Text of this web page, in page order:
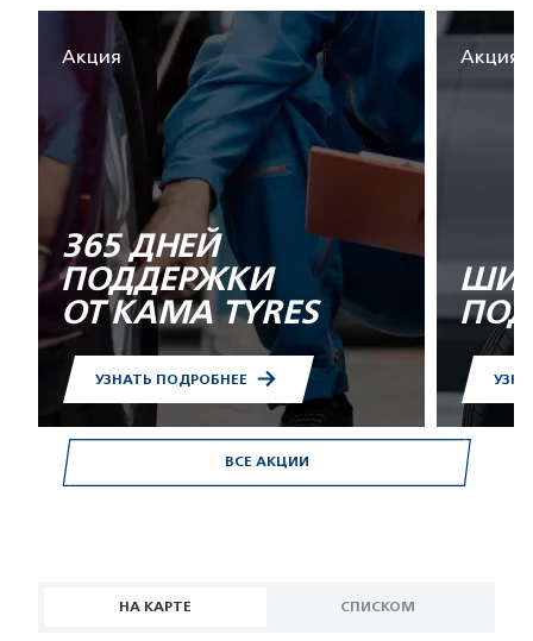
ВСЕ АКЦИИ
Акция
365 ДНЕЙ
ПОДДЕРЖКИ
ОТ KAMA TYRES
УЗНАТЬ ПОДРОБНЕЕ
Акция
НА КАРТЕ СПИСКОМ